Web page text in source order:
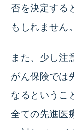
否を決定する
もしれません。
また、少し注
がん保険では
なるというこ
全ての先進医